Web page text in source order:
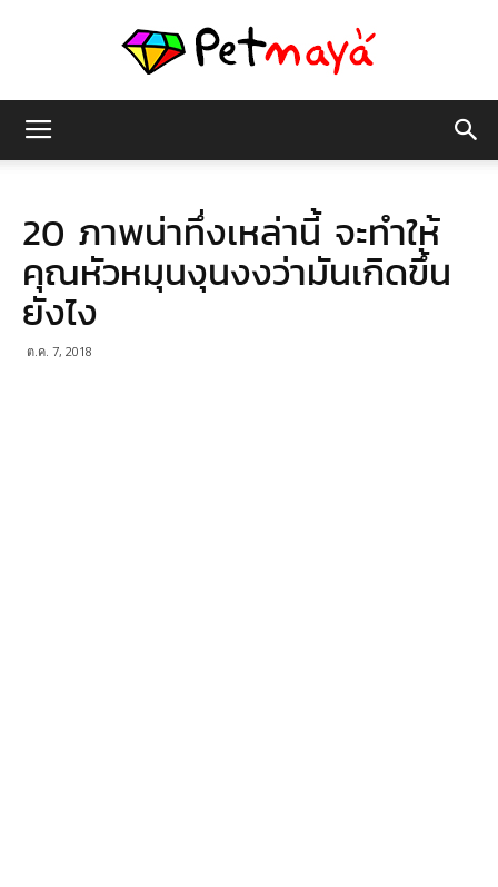
มายา
20 ภาพน่าทึ่งเหล่านี้ จะทำให้
คุณหัวหมุนงุนงงว่ามันเกิดขึ้น
ยังไง
ต.ค. 7, 2018